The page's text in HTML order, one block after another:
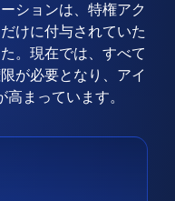
ションは、特権アク
けに付与されていた
。現在では、すべて
が必要となり、アイ
まっています。